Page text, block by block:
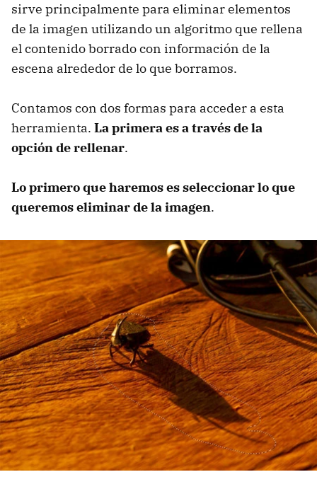
sirve principalmente para eliminar elementos
de la imagen utilizando un algoritmo que rellena
el contenido borrado con información de la
escena alrededor de lo que borramos.
Contamos con dos formas para acceder a esta
herramienta. La primera es a través de la
opción de rellenar.
Lo primero que haremos es seleccionar lo que
queremos eliminar de la imagen.